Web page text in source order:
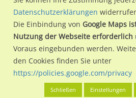
Wir erheben für jede unserer
aktuelleStandortinformationenund
kannst du dich schon vor der
Standort, seine Reichweite und
eventuelle Beschränkungen in den
Werbeinhalten informieren.
Datenschutzerklärungen
Die Einbindung von Google Maps
Nutzung der Webseite erforderlich
Voraus eingebunden werden.
den Cookies finden Sie unter
https://policies.google.com/privacy
Schließen Einstellungen